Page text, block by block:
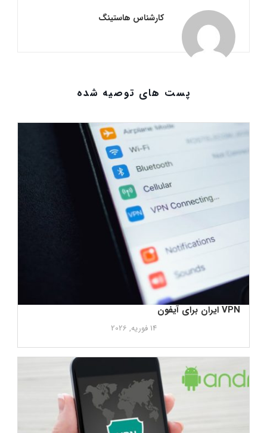
کارشناس هاستینگ
پست های توصیه شده
VPN ایران برای آیفون
14 فوریه, 2026